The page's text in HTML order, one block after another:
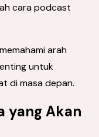
cara podcast
arah
untuk
di masa depan.
yang Akan